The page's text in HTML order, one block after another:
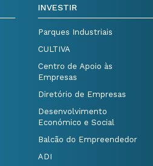
INVESTIR
Parques Industriais
CULTIVA
Centro de Apoio às
Empresas
Diretório de Empresas
Desenvolvimento
Económico e Social
Balcão do Empreendedor
ADI